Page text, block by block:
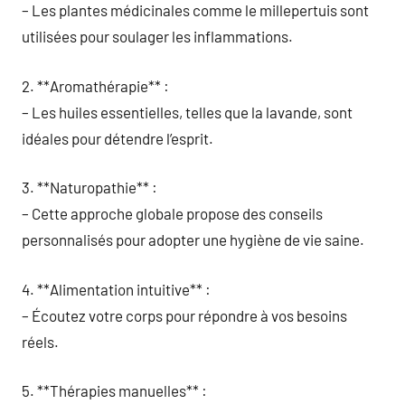
– Les plantes médicinales comme le millepertuis sont
utilisées pour soulager les inflammations.
2. **Aromathérapie** :
– Les huiles essentielles, telles que la lavande, sont
idéales pour détendre l’esprit.
3. **Naturopathie** :
– Cette approche globale propose des conseils
personnalisés pour adopter une hygiène de vie saine.
4. **Alimentation intuitive** :
– Écoutez votre corps pour répondre à vos besoins
réels.
5. **Thérapies manuelles** :